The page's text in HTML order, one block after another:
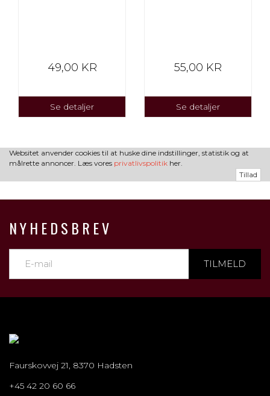
49,00 KR
Se detaljer
55,00 KR
Se detaljer
Websitet anvender cookies til at huske dine indstillinger, statistik og at
målrette annoncer. Læs vores privatlivspolitik her.
Tillad
NYHEDSBREV
TILMELD
Faurskovvej 21, 8370 Hadsten
+45 42 20 60 66